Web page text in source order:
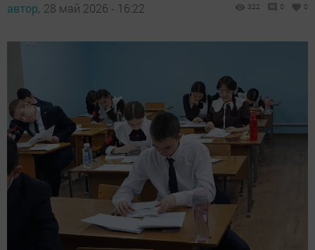
автор, 28 май 2026 - 16:22 322 0 0